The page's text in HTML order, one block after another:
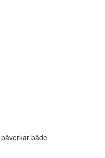
både